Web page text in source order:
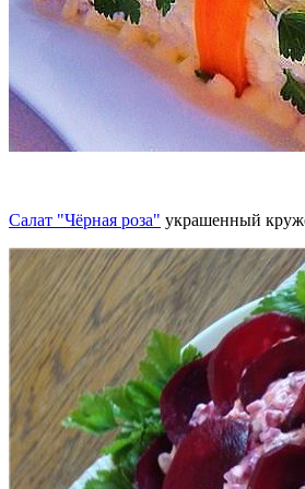
Салат "Чёрная роза" украшенный